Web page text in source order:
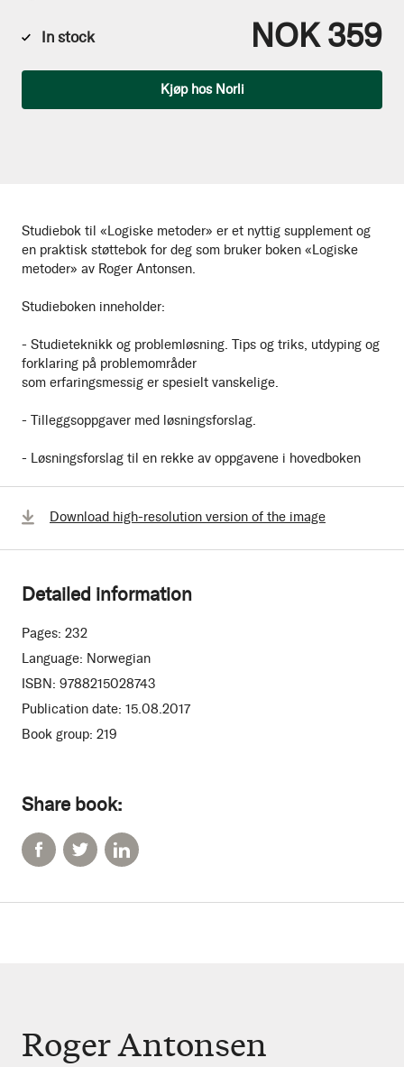
Studiebok til «Logiske metoder» er et nyttig supplement og
en praktisk støttebok for deg som bruker boken «Logiske
metoder» av Roger Antonsen.
Studieboken inneholder:
- Studieteknikk og problemløsning. Tips og triks, utdyping og
forklaring på problemområder
som erfaringsmessig er spesielt vanskelige.
- Tilleggsoppgaver med løsningsforslag.
- Løsningsforslag til en rekke av oppgavene i hovedboken
Share book:
In stock NOK 359
Kjøp hos Norli
Download high-resolution version of the image
Detailed information
Pages: 232
Language: Norwegian
ISBN: 9788215028743
Publication date: 15.08.2017
Book group: 219
Roger Antonsen